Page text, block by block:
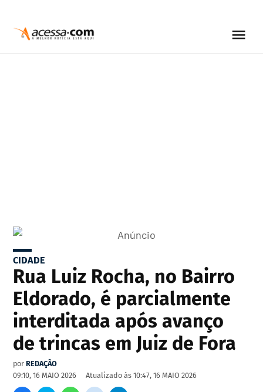
CIDADE
Rua Luiz Rocha, no Bairro
Eldorado, é parcialmente
interditada após avanço
de trincas em Juiz de Fora
por REDAÇÃO
09:10, 16 MAIO 2026
Atualizado às 10:47, 16 MAIO 2026